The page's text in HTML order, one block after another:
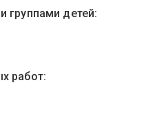
группами детей:
работ: